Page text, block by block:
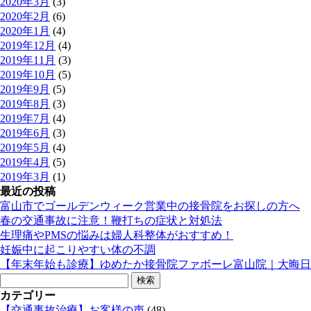
2020年2月 (6)
2020年1月 (4)
2019年12月 (4)
2019年11月 (3)
2019年10月 (5)
2019年9月 (5)
2019年8月 (3)
2019年7月 (4)
2019年6月 (3)
2019年5月 (4)
2019年4月 (5)
2019年3月 (1)
最近の投稿
富山市でゴールデンウィーク営業中の接骨院をお探しの方へ
春の交通事故に注意！鞭打ちの症状と対処法
生理痛やPMSの悩みは婦人科整体がおすすめ！
妊娠中に起こりやすい体の不調
【年末年始も診療】ゆめたか接骨院ファボーレ富山院｜大晦
検
索:
カテゴリー